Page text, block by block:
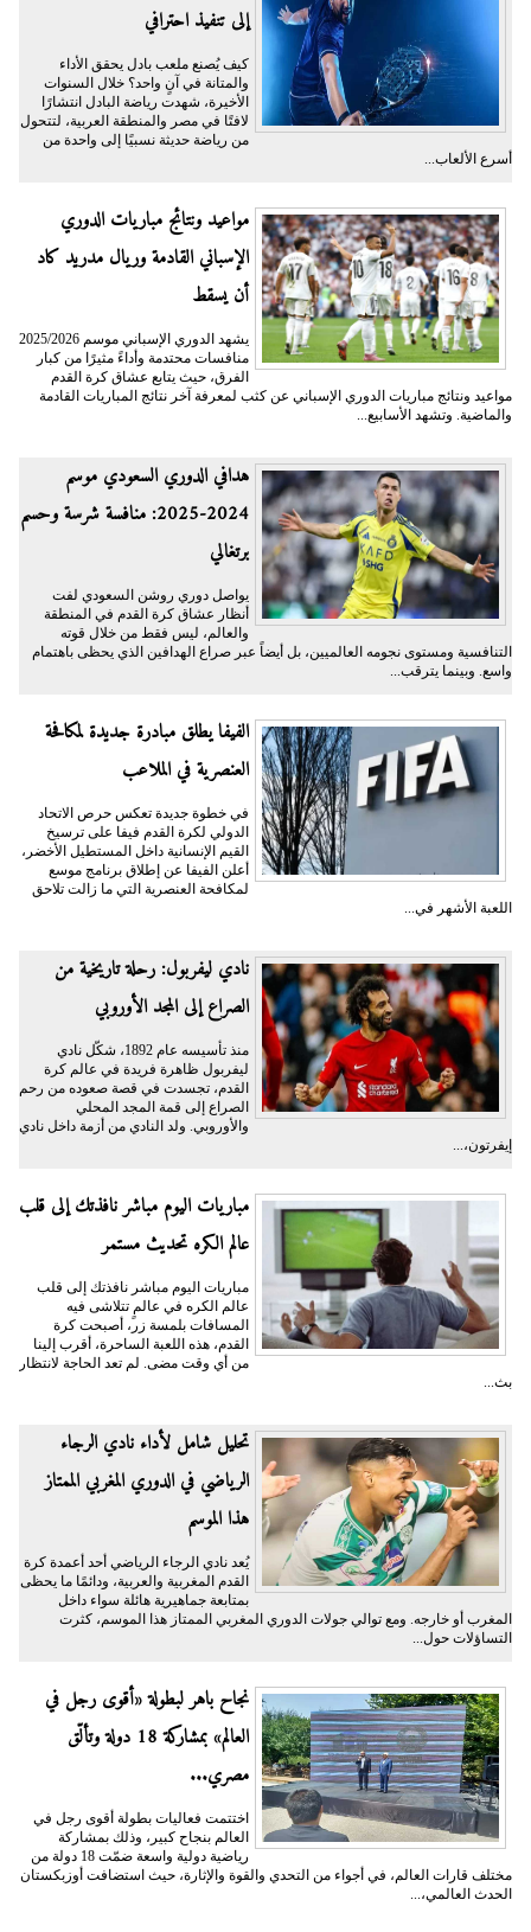
إلى تنفيذ احترافي
كيف يُصنع ملعب بادل يحقق الأداء
والمتانة في آنٍ واحد؟ خلال السنوات
الأخيرة، شهدت رياضة البادل انتشارًا
لافتًا في مصر والمنطقة العربية، لتتحول
من رياضة حديثة نسبيًا إلى واحدة من
أسرع الألعاب...
مواعيد ونتائج مباريات الدوري
الإسباني القادمة وريال مدريد كاد
أن يسقط
يشهد الدوري الإسباني موسم 2025/2026
منافسات محتدمة وأداءً مثيرًا من كبار
الفرق، حيث يتابع عشاق كرة القدم
مواعيد ونتائج مباريات الدوري الإسباني عن كثب لمعرفة آخر نتائج المباريات القادمة
والماضية. وتشهد الأسابيع...
هدافي الدوري السعودي موسم
2024-2025: منافسة شرسة وحسم
برتغالي
يواصل دوري روشن السعودي لفت
أنظار عشاق كرة القدم في المنطقة
والعالم، ليس فقط من خلال قوته
التنافسية ومستوى نجومه العالميين، بل أيضاً عبر صراع الهدافين الذي يحظى باهتمام
واسع. وبينما يترقب...
الفيفا يطلق مبادرة جديدة لمكافحة
العنصرية في الملاعب
في خطوة جديدة تعكس حرص الاتحاد
الدولي لكرة القدم فيفا على ترسيخ
القيم الإنسانية داخل المستطيل الأخضر،
أعلن الفيفا عن إطلاق برنامج موسع
لمكافحة العنصرية التي ما زالت تلاحق
اللعبة الأشهر في...
نادي ليفربول: رحلة تاريخية من
الصراع إلى المجد الأوروبي
منذ تأسيسه عام 1892، شكّل نادي
ليفربول ظاهرة فريدة في عالم كرة
القدم، تجسدت في قصة صعوده من رحم
الصراع إلى قمة المجد المحلي
والأوروبي. ولد النادي من أزمة داخل نادي
إيفرتون،...
مباريات اليوم مباشر نافذتك إلى قلب
عالم الكره تحديث مستمر
مباريات اليوم مباشر نافذتك إلى قلب
عالم الكره في عالمٍ تتلاشى فيه
المسافات بلمسة زر، أصبحت كرة
القدم، هذه اللعبة الساحرة، أقرب إلينا
من أي وقت مضى. لم تعد الحاجة لانتظار
بث...
تحليل شامل لأداء نادي الرجاء
الرياضي في الدوري المغربي الممتاز
هذا الموسم
يُعد نادي الرجاء الرياضي أحد أعمدة كرة
القدم المغربية والعربية، ودائمًا ما يحظى
بمتابعة جماهيرية هائلة سواء داخل
المغرب أو خارجه. ومع توالي جولات الدوري المغربي الممتاز هذا الموسم، كثرت
التساؤلات حول...
نجاح باهر لبطولة «أقوى رجل في
العالم» بمشاركة 18 دولة وتألّق
مصري...
اختتمت فعاليات بطولة أقوى رجل في
العالم بنجاح كبير، وذلك بمشاركة
رياضية دولية واسعة ضمّت 18 دولة من
مختلف قارات العالم، في أجواء من التحدي والقوة والإثارة، حيث استضافت أوزبكستان
الحدث العالمي،...